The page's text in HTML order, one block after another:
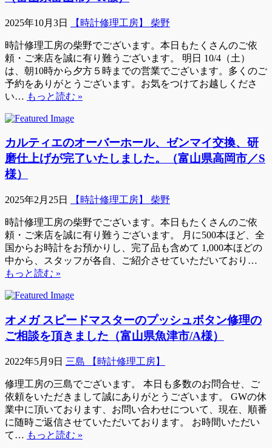
2025年10月3日 【時計修理工房】 柴野
時計修理工房の柴野でございます。本日もたくさんのご依
頼・ご来店を誠に有り難うございます。 明日 10/4（土）
は、朝10時から夕方５時までの営業でございます。多くのご
予約をありがとうございます。お気をつけてお越しくださ
い… もっと読む »
カルティエのオーバーホール、ゼンマイ交換、研
磨仕上げが完了いたしました。（富山県高岡市／S
様）
2025年2月25日 【時計修理工房】 柴野
時計修理工房の柴野でございます。本日もたくさんのご依
頼・ご来店を誠に有り難うございます。 月に500本ほど、全
国からお時計をお預かりし、完了品も含めて 1,000本ほどの
中から、スタッフが各自、ご紹介させていただいており…
もっと読む »
オメガ スピードマスターのプッシュボタン修理の
ご相談を頂きました（富山県魚津市/A様）
2022年5月9日 三島 【時計修理工房】
修理工房の三島でございます。 本日も多数のお問合せ、ご
依頼をいただきまして誠にありがとうございます。 GWの休
業中に頂いております、お問い合わせについて、現在、順番
に随時ご返信させていただいております。 お時間いただい
て… もっと読む »